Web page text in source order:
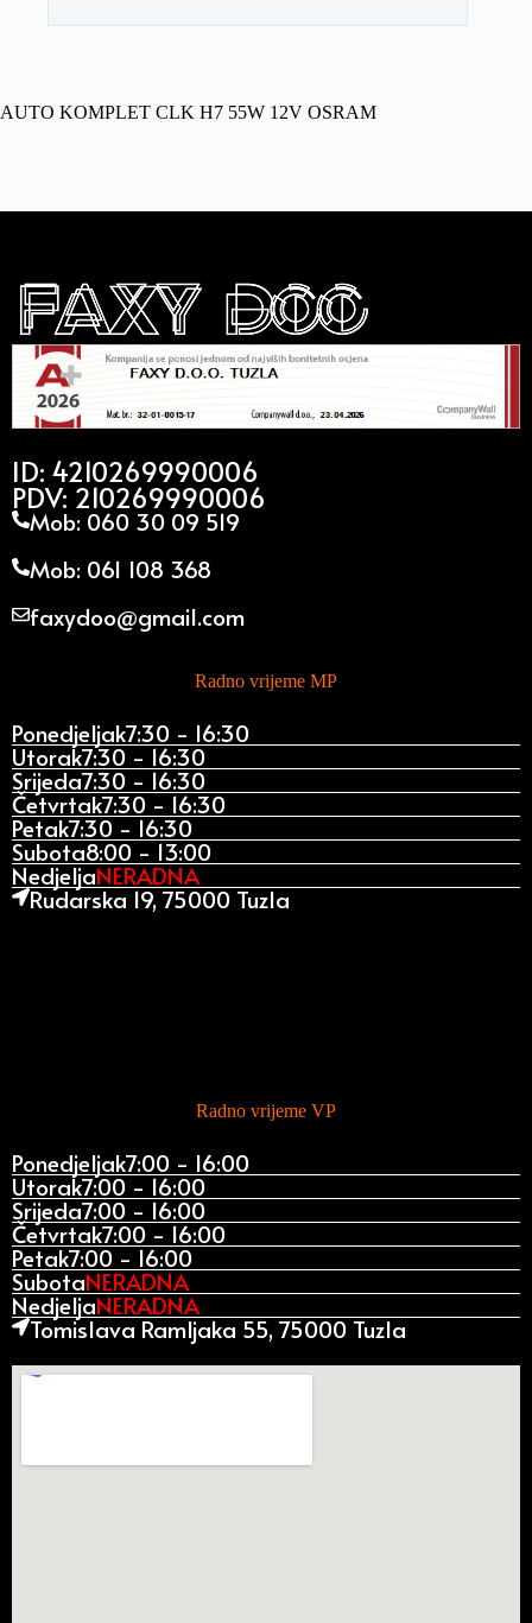
AUTO KOMPLET CLK H7 55W 12V OSRAM
ID: 4210269990006
PDV: 210269990006
Mob: 060 30 09 519
Mob: 061 108 368
faxydoo@gmail.com
Radno vrijeme MP
Ponedjeljak7:30 - 16:30
Utorak7:30 - 16:30
Srijeda7:30 - 16:30
Četvrtak7:30 - 16:30
Petak7:30 - 16:30
Subota8:00 - 13:00
NedjeljaNERADNA
Rudarska 19, 75000 Tuzla
Radno vrijeme VP
Ponedjeljak7:00 - 16:00
Utorak7:00 - 16:00
Srijeda7:00 - 16:00
Četvrtak7:00 - 16:00
Petak7:00 - 16:00
SubotaNERADNA
NedjeljaNERADNA
Tomislava Ramljaka 55, 75000 Tuzla